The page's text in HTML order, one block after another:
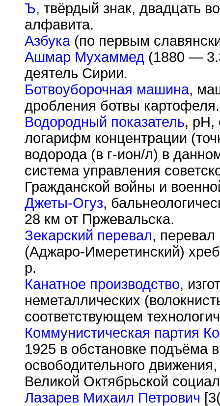
Ъ, твёрдый знак, двадцать
алфавита.
Азбука(по первым
Ашмар Мухаммед (1880 —
деятель Сирии.
Ботвоуборочная машина,
дробления ботвы картофеля.
Водородный показатель, pH,
логарифм концентрации
водорода (в г-ион/л) в
система управления
Гражданской войны и
Джеты-Огуз,
28 км от Пржевальска.
Зекарский перевал, перевал
(Аджаро-Имеретинский)
р.
Канатное производство,
неметаллических
соответствующем
Коммунистическая партия
1925 в обстановке подъёма
освободительного
Великой Октябрьской
Лазарев Михаил Петрович